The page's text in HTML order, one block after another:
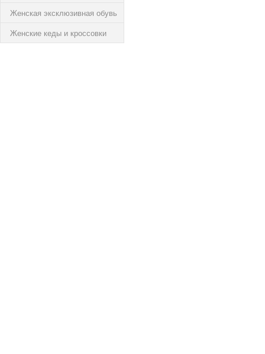
Женская эксклюзивная обувь
Женские кеды и кроссовки